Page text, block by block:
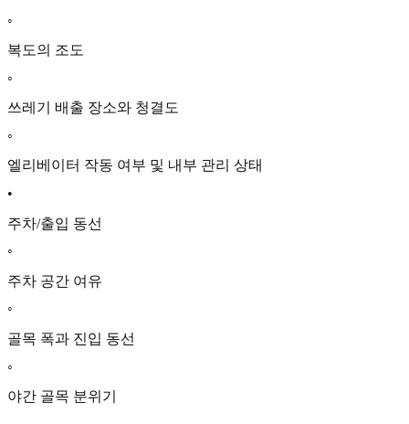
◦
복도의 조도
◦
쓰레기 배출 장소와 청결도
◦
엘리베이터 작동 여부 및 내부 관리 상태
•
주차/출입 동선
◦
주차 공간 여유
◦
골목 폭과 진입 동선
◦
야간 골목 분위기